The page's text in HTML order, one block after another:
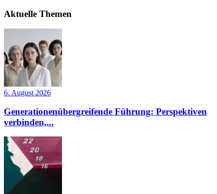
Aktuelle Themen
6. August 2026
Generationenübergreifende Führung: Perspektiven
verbinden,...